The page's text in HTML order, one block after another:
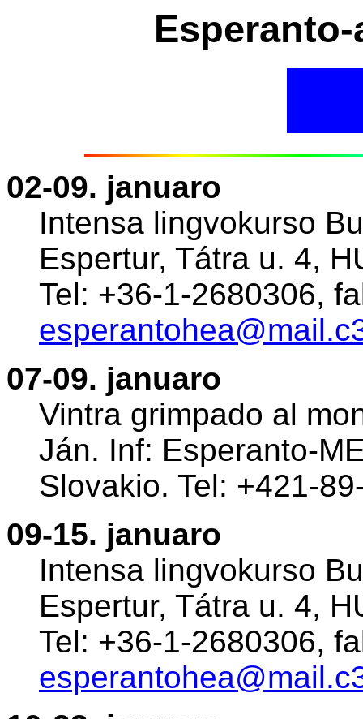
02-09. januaro
Intensa lingvokurso
Espertur, Tátra u. 4,
Tel: +36-1-2680306,
07-09. januaro
Vintra grimpado al
Ján. Inf: Esperanto-
Slovakio. Tel: +421-
09-15. januaro
Intensa lingvokurso
Espertur, Tátra u. 4,
Tel: +36-1-2680306,